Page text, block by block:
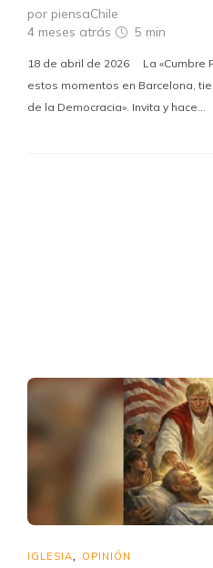
por piensaChile
4 meses atrás
5 min
18 de abril de 2026 La «Cumbre
estos momentos en Barcelona,
de la Democracia». Invita y hace…
IGLESIA OPINIÓN